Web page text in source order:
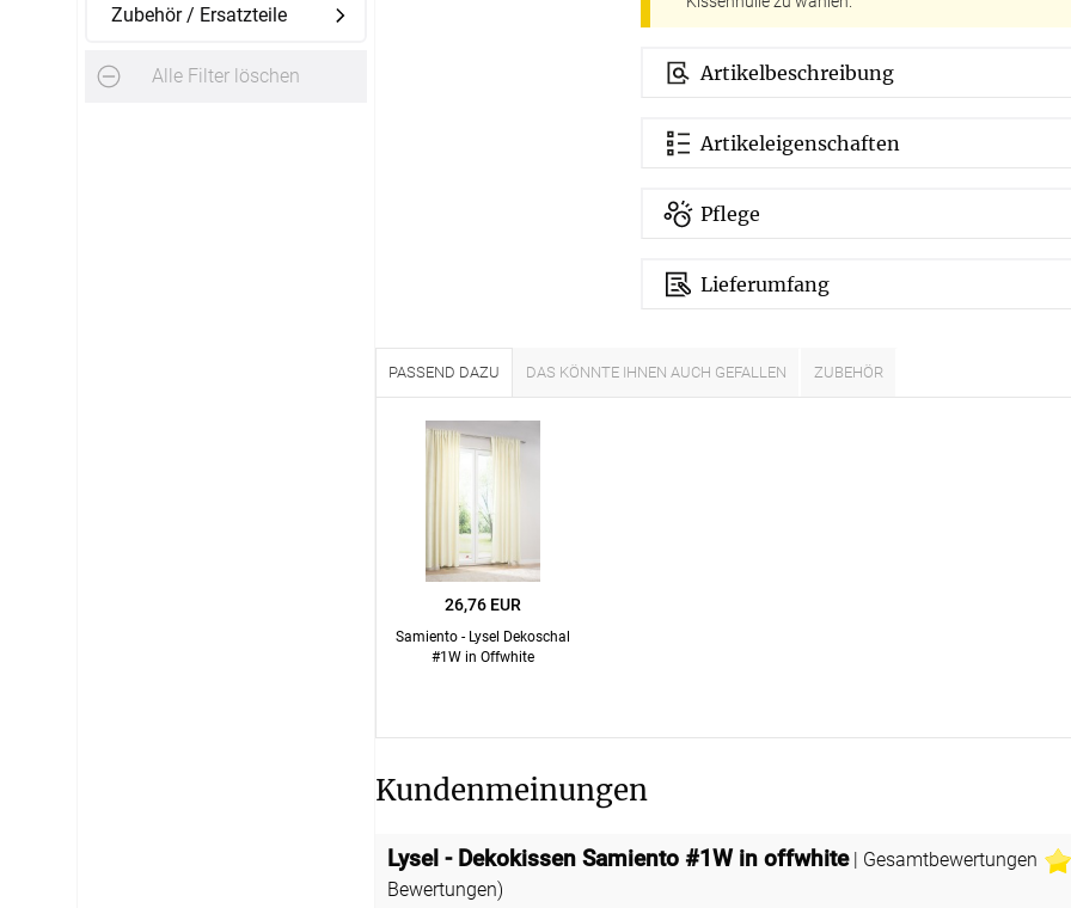
Tel.: +49 (0) 3721 395312
Versandinformation
Reklamation
Widerruf
Zubehör / Ersatzteile
Alle Filter löschen Artikelbeschreibung
Artikeleigenschaften
Pflege
Lieferumfang
PASSEND DAZU DAS KÖNNTE IHNEN AUCH GEFALLEN ZUBEHÖR
26,76 EUR
Samiento - Lysel Dekoschal
#1W in Offwhite
Kundenmeinungen
Lysel - Dekokissen Samiento #1W in offwhite| Gesamtbewertungen
Bewertungen)